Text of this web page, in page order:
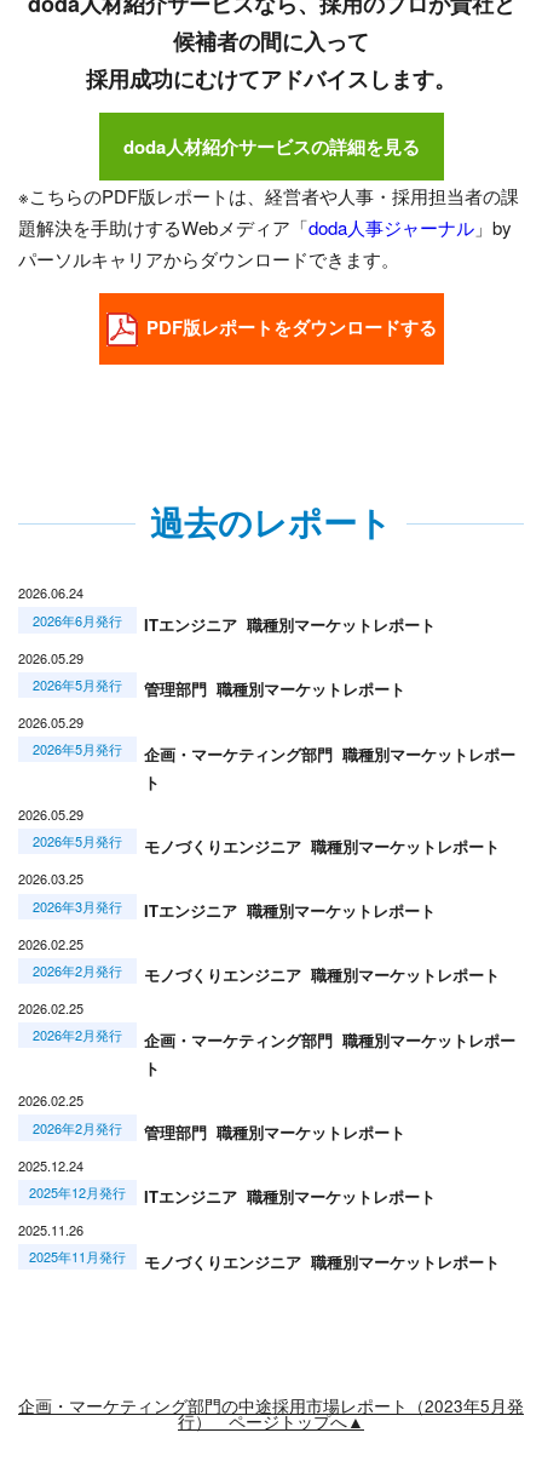
候補者の間に入って
採用成功にむけてアドバイスします。
doda人材紹介サービスの詳細を見る
※こちらのPDF版レポートは、経営者や人事・採用担当者の課
題解決を手助けするWebメディア「doda人事ジャーナル 」by
パーソルキャリアからダウンロードできます。
PDF版レポートをダウンロードする
過去のレポート
2026.06.24
2026年6月発行
ITエンジニア 職種別マーケットレポート
2026.05.29
2026年5月発行
管理部門 職種別マーケットレポート
2026.05.29
2026年5月発行
企画・マーケティング部門 職種別マーケットレポー
ト
2026.05.29
2026年5月発行
モノづくりエンジニア 職種別マーケットレポート
2026.03.25
2026年3月発行
ITエンジニア 職種別マーケットレポート
2026.02.25
2026年2月発行
モノづくりエンジニア 職種別マーケットレポート
2026.02.25
2026年2月発行
企画・マーケティング部門 職種別マーケットレポー
ト
2026.02.25
2026年2月発行
管理部門 職種別マーケットレポート
2025.12.24
2025年12月発行
ITエンジニア 職種別マーケットレポート
2025.11.26
2025年11月発行
モノづくりエンジニア 職種別マーケットレポート
企画・マーケティング部門の中途採用市場レポート（2023年5月発
行） ページトップへ▲